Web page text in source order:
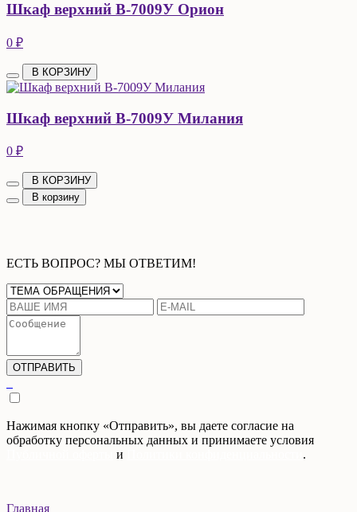
Шкаф верхний В-7009У Орион
0 ₽
В КОРЗИНУ
Шкаф верхний В-7009У Милания
0 ₽
В КОРЗИНУ
В корзину
ЕСТЬ ВОПРОС? МЫ ОТВЕТИМ!
Нажимая кнопку «Отправить», вы даете согласие на
обработку персональных данных и принимаете условия
и .
Главная